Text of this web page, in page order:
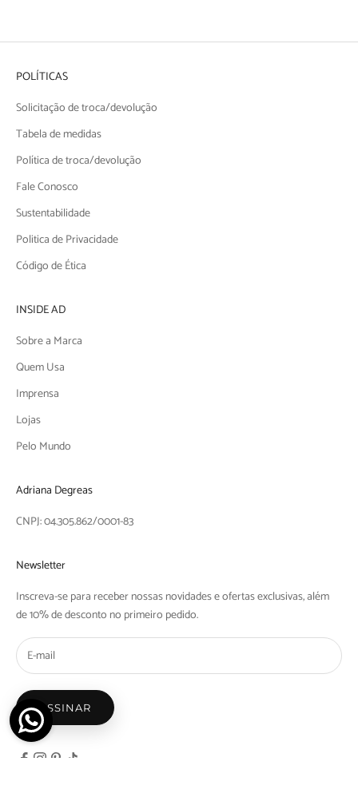
POLÍTICAS
Solicitação de troca/devolução
Tabela de medidas
Política de troca/devolução
Fale Conosco
Sustentabilidade
Politica de Privacidade
Código de Ética
INSIDE AD
Sobre a Marca
Quem Usa
Imprensa
Lojas
Pelo Mundo
Adriana Degreas
CNPJ: 04.305.862/0001-83
Newsletter
Inscreva-se para receber nossas novidades e ofertas exclusivas, além
de 10% de desconto no primeiro pedido.
ASSINAR